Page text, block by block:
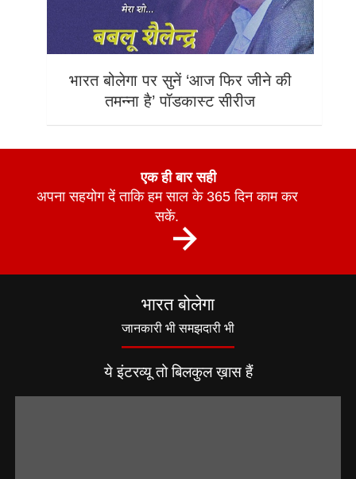
भारत बोलेगा पर सुनें ‘आज फिर जीने की
तमन्ना है’ पॉडकास्ट सीरीज
एक ही बार सही
अपना सहयोग दें ताकि हम साल के 365 दिन काम कर
सकें.
भारत बोलेगा
जानकारी भी समझदारी भी
ये इंटरव्यू तो बिलकुल ख़ास हैं